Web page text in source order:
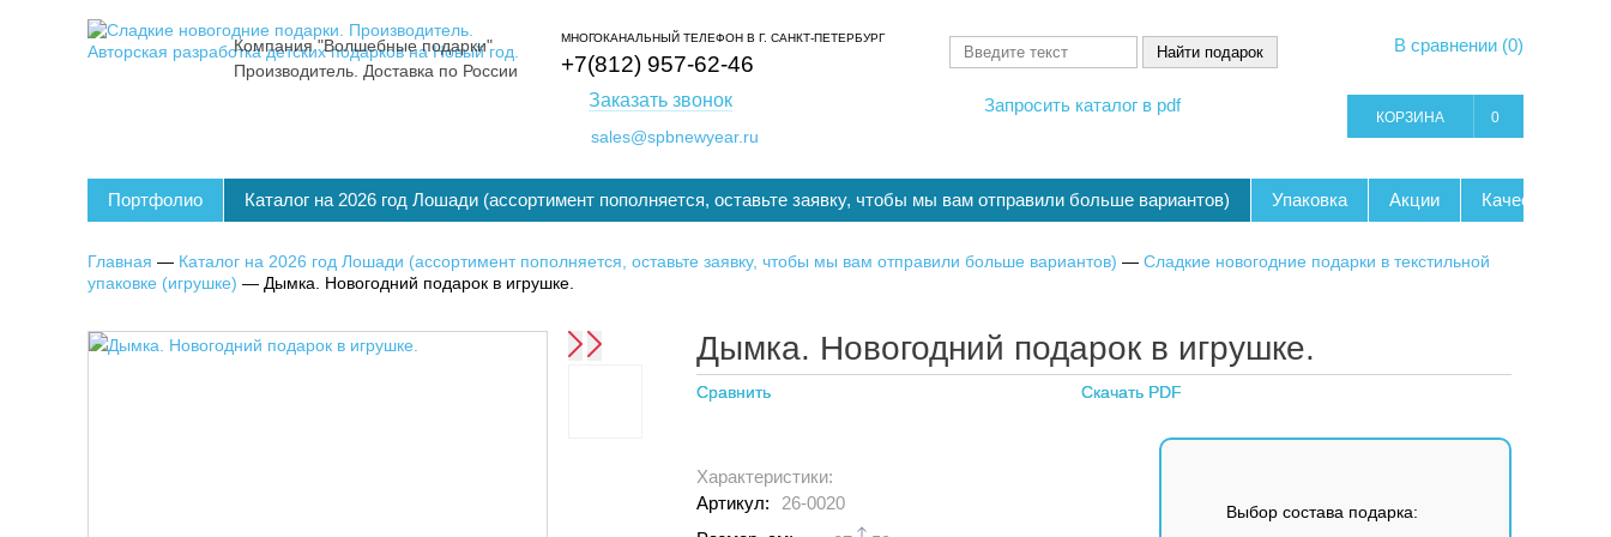
Компания "Волшебные подарки"
Производитель. Доставка по России
МНОГОКАНАЛЬНЫЙ ТЕЛЕФОНВ Г. САНКТ-ПЕТЕРБУРГ
+7(812) 957-62-46
Заказать звонок
sales@spbnewyear.ru
Запросить каталог в pdf
В сравнении (0)
КОРЗИНА 0
Портфолио Каталог на 2026 год Лошади (ассортимент пополняется, оставьте заявку, чтобы мы вам отправили больше вариантов) Упаковка Акции Качество
Главная — Каталог на 2026 год Лошади (ассортимент пополняется, оставьте заявку, чтобы мы вам отправили больше вариантов) — Сладкие новогодние подарки в текстильной
упаковке (игрушке) — Дымка. Новогодний подарок в игрушке.
Дымка. Новогодний подарок в игрушке.
Сравнить Скачать PDF
Выбор состава подарка:
Характеристики:
Артикул:
26-0020